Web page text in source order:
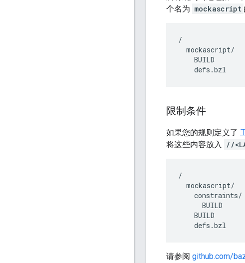
个名为 mockascript
/
  mockascript/
    BUILD
限制条件
如果您的规则定义了
将这些内容放入
//
/
mockascript/
constraints/
BUILD
BUILD
defs .bzl
请参阅 github.com/